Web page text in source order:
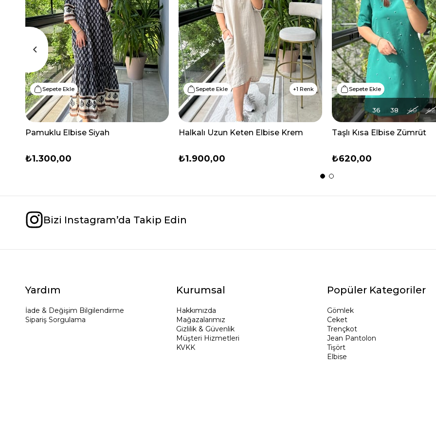
Pamuklu Elbise Siyah
₺1.300,00
Sepete Ekle 1 Renk
Halkalı Uzun Keten Elbise Krem
₺1.900,00
Sepete Ekle
Taşlı Kısa Elbise Zümrüt
₺620,00
Sepete Ekle
36 38 40 42
Bizi Instagram’da Takip Edin
Yardım
İade & Değişim Bilgilendirme
Sipariş Sorgulama
Kurumsal
Hakkımızda
Mağazalarımız
Gizlilik & Güvenlik
Müşteri Hizmetleri
KVKK
Popüler Kategoriler
Gömlek
Ceket
Trençkot
Jean Pantolon
Tişört
Elbise